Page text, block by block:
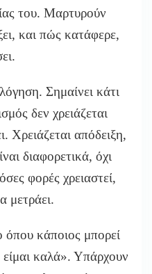
του. Μαρτυρούν
και πώς κατάφερε,
Σημαίνει κάτι
δεν χρειάζεται
Χρειάζεται απόδειξη,
διαφορετικά, όχι
φορές χρειαστεί,
μετράει.
όπου κάποιος μπορεί
καλά». Υπάρχουν